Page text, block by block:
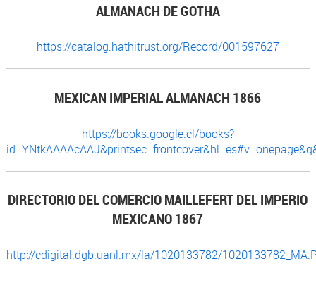
ALMANACH DE GOTHA
https://catalog.hathitrust.org/Record/001597627
MEXICAN IMPERIAL ALMANACH 1866
https://books.google.cl/books?
DIRECTORIO DEL COMERCIO MAILLEFERT DEL IMPERIO
MEXICANO 1867
http://cdigital.dgb.uanl.mx/la/1020133782/